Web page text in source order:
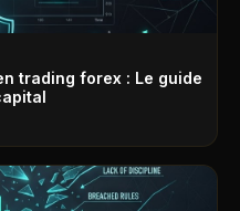
trading forex : Le guide